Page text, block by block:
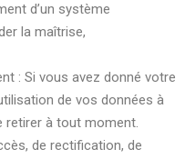
d’un système
la maîtrise,
: Si vous avez donné votre
de vos données à
retirer à tout moment.
de rectification, de